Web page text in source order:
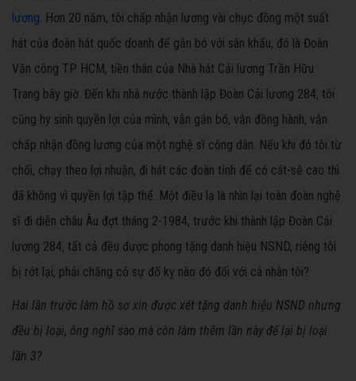
lương. Hơn 20 năm, tôi chấp nhận lương vài chục đồng một suất
hát của đoàn hát quốc doanh để gắn bó với sân khấu, đó là Đoàn
Văn công TP HCM, tiền thân của Nhà hát Cải lương Trần Hữu
Trang bây giờ. Đến khi nhà nước thành lập Đoàn Cải lương 284, tôi
cũng hy sinh quyền lợi của mình, vẫn gắn bó, vẫn đồng hành, vẫn
chấp nhận đồng lương của một nghệ sĩ công dân. Nếu khi đó tôi từ
chối, chạy theo lợi nhuận, đi hát các đoàn tỉnh để có cát-sê cao thì
đã không vì quyền lợi tập thể. Một điều lạ là nhìn lại toàn đoàn nghệ
sĩ đi diễn châu Âu đợt tháng 2-1984, trước khi thành lập Đoàn Cải
lương 284, tất cả đều được phong tặng danh hiệu NSND, riêng tôi
bị rớt lại, phải chăng có sự đố kỵ nào đó đối với cá nhân tôi?
Hai lần trước làm hồ sơ xin được xét tặng danh hiệu NSND nhưng
đều bị loại, ông nghĩ sao mà còn làm thêm lần này để lại bị loại
lần 3?